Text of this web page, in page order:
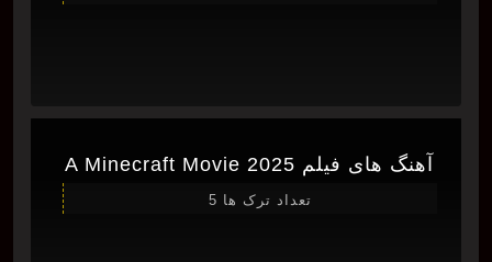
آهنگ های فیلم A Minecraft Movie 2025
تعداد ترک ها 5